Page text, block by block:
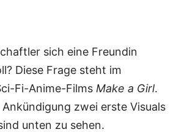
Diese Frage steht im
Fi-Anime-Films Make a Girl.
zwei erste Visuals
unten zu sehen.